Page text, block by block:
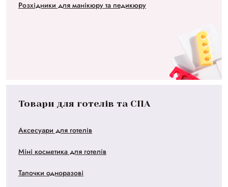
Розхідники для манікюру та педикюру
Товари для готелів та СПА
Аксесуари для готелів
Міні косметика для готелів
Тапочки одноразові